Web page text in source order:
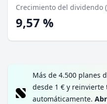
Crecimiento del dividendo
9,57 %
Más de 4.500 planes
desde 1 € y reinvierte
automáticamente.